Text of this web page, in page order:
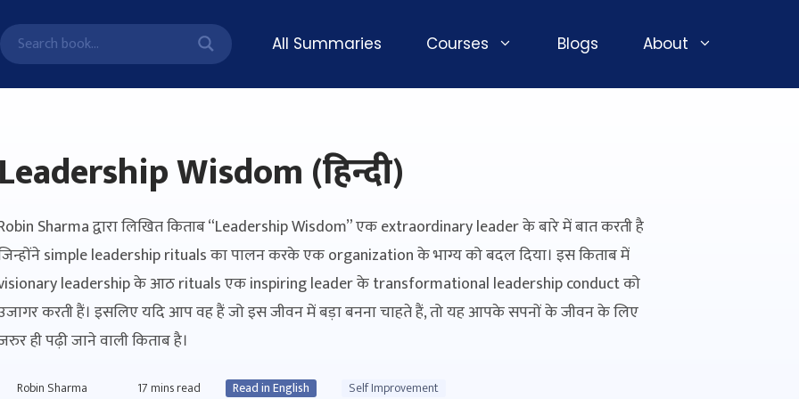
All Summaries Courses Blogs About
Leadership Wisdom (हिन्दी)
Sharma द्वारा लिखित किताब “Leadership Wisdom” एक extraordinary leader के बारे में बात करती है
simple leadership rituals का पालन करके एक organization के भाग्य को बदल दिया। इस किताब में
leadership के आठ rituals एक inspiring leader के transformational leadership conduct को
करती हैं। इसलिए यदि आप वह हैं जो इस जीवन में बड़ा बनना चाहते हैं, तो यह आपके सपनों के जीवन के लिए
ही पढ़ी जाने वाली किताब है।
Robin Sharma 17 mins read Read in English Self Improvement